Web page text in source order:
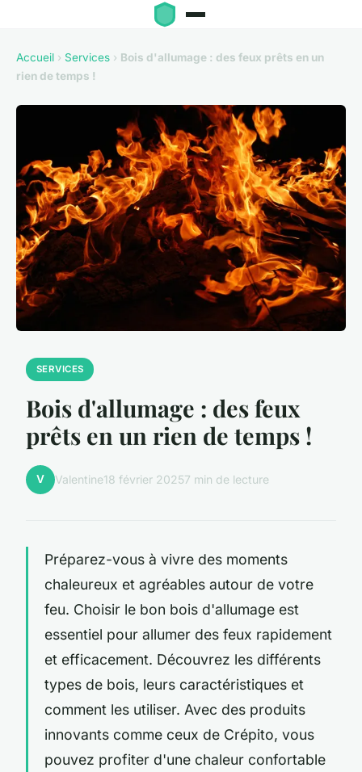
Accueil › Services › Bois d'allumage : des feux prêts en un
rien de temps !
SERVICES
Bois d'allumage : des feux
prêts en un rien de temps !
V Valentine18 février 20257 min de lecture
Préparez-vous à vivre des moments
chaleureux et agréables autour de votre
feu. Choisir le bon bois d'allumage est
essentiel pour allumer des feux rapidement
et efficacement. Découvrez les différents
types de bois, leurs caractéristiques et
comment les utiliser. Avec des produits
innovants comme ceux de Crépito, vous
pouvez profiter d'une chaleur confortable